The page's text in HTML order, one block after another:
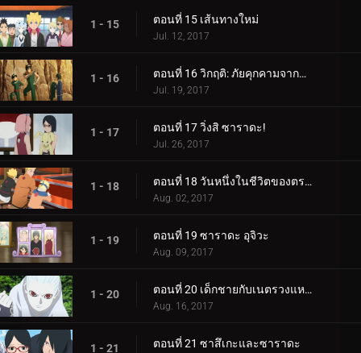
1 - 15 ตอนที่ 15 เส้นทางใหม่
Jul. 12, 2017
1 - 16 ตอนที่ 16 วิกฤติ: ภัยคุกคามจากความล้มเหลว!
Jul. 19, 2017
1 - 17 ตอนที่ 17 วิ่งสิ ซาราดะ!
Jul. 26, 2017
1 - 18 ตอนที่ 18 วันหนึ่งในชีวิตของตระกูลอุซึมากิ
Aug. 02, 2017
1 - 19 ตอนที่ 19 ซาราดะ อุจิวะ
Aug. 09, 2017
1 - 20 ตอนที่ 20 เด็กชายกับเนตรวงแหวน
Aug. 16, 2017
1 - 21 ตอนที่ 21 ซาสึเกะและซาราดะ